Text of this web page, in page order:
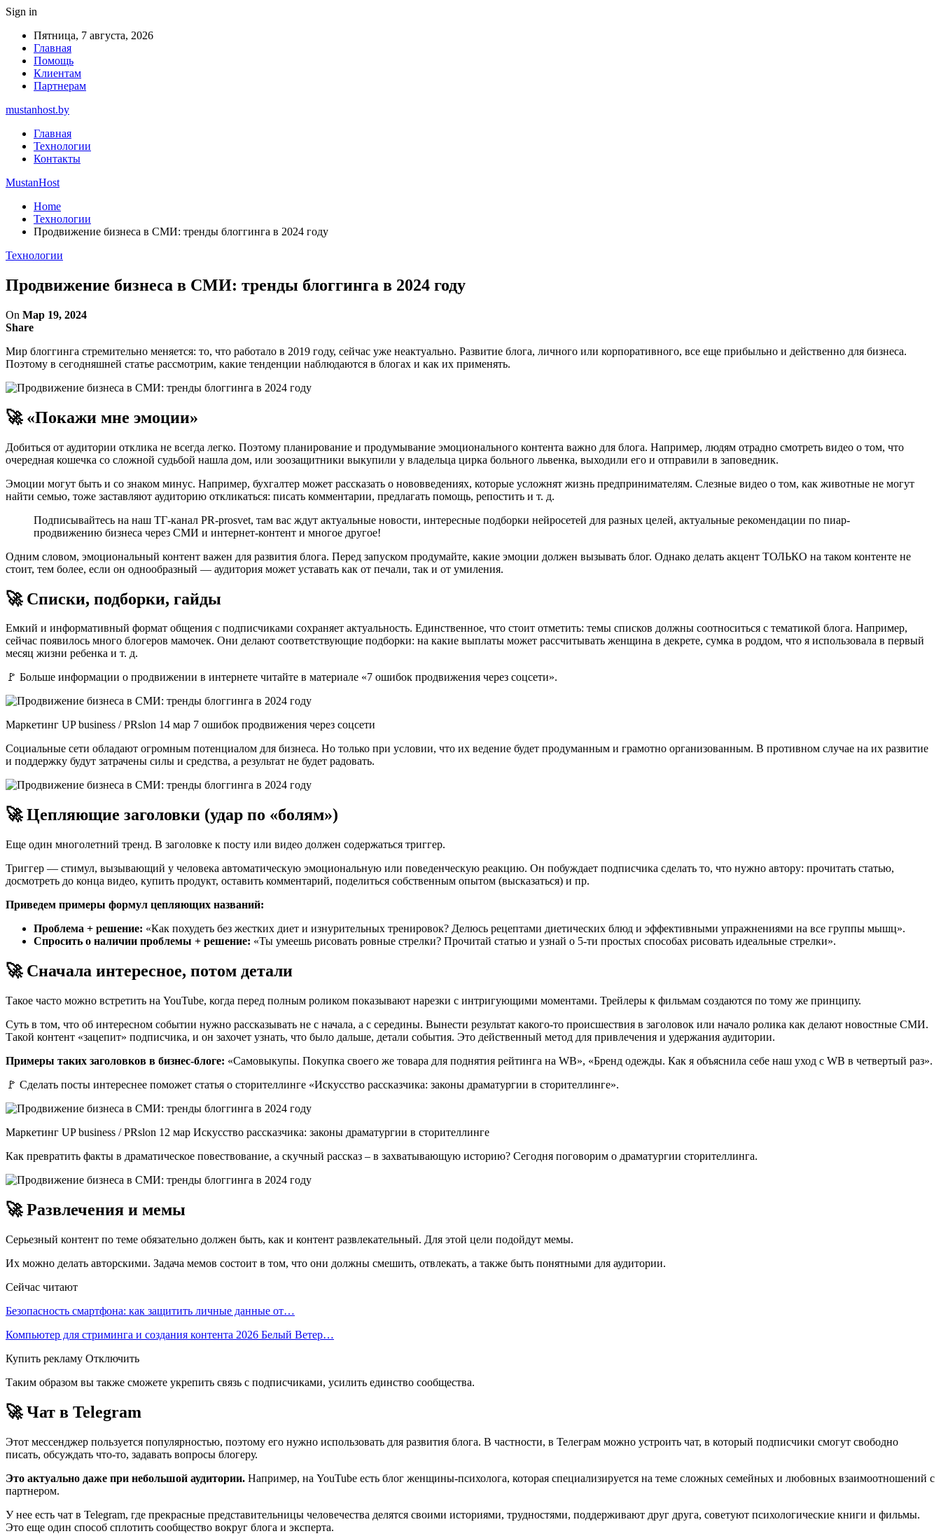
Sign in
Пятница, 7 августа, 2026
Главная
Помощь
Клиентам
Партнерам
mustanhost.by
Главная
Технологии
Контакты
MustanHost
Home
Технологии
Продвижение бизнеса в СМИ: тренды блоггинга в 2024 году
Технологии
Продвижение бизнеса в СМИ: тренды блоггинга в 2024 году
On Мар 19, 2024
Share
Мир блоггинга стремительно меняется: то, что работало в 2019 году, сейчас уже неактуально. Развитие блога, личного или корпоративного, все еще прибыльно и действенно для бизнеса.
Поэтому в сегодняшней статье рассмотрим, какие тенденции наблюдаются в блогах и как их применять.
🚀 «Покажи мне эмоции»
Добиться от аудитории отклика не всегда легко. Поэтому планирование и продумывание эмоционального контента важно для блога. Например, людям отрадно смотреть видео о том, что
очередная кошечка со сложной судьбой нашла дом, или зоозащитники выкупили у владельца цирка больного львенка, выходили его и отправили в заповедник.
Эмоции могут быть и со знаком минус. Например, бухгалтер может рассказать о нововведениях, которые усложнят жизнь предпринимателям. Слезные видео о том, как животные не могут
найти семью, тоже заставляют аудиторию откликаться: писать комментарии, предлагать помощь, репостить и т. д.
Подписывайтесь на наш ТГ-канал PR-prosvet, там вас ждут актуальные новости, интересные подборки нейросетей для разных целей, актуальные рекомендации по пиар-
продвижению бизнеса через СМИ и интернет-контент и многое другое!
Одним словом, эмоциональный контент важен для развития блога. Перед запуском продумайте, какие эмоции должен вызывать блог. Однако делать акцент ТОЛЬКО на таком контенте не
стоит, тем более, если он однообразный — аудитория может уставать как от печали, так и от умиления.
🚀 Списки, подборки, гайды
Емкий и информативный формат общения с подписчиками сохраняет актуальность. Единственное, что стоит отметить: темы списков должны соотноситься с тематикой блога. Например,
сейчас появилось много блогеров мамочек. Они делают соответствующие подборки: на какие выплаты может рассчитывать женщина в декрете, сумка в роддом, что я использовала в первый
месяц жизни ребенка и т. д.
🚩 Больше информации о продвижении в интернете читайте в материале «7 ошибок продвижения через соцсети».
Маркетинг UP business / PRslon 14 мар 7 ошибок продвижения через соцсети
Социальные сети обладают огромным потенциалом для бизнеса. Но только при условии, что их ведение будет продуманным и грамотно организованным. В противном случае на их развитие
и поддержку будут затрачены силы и средства, а результат не будет радовать.
🚀 Цепляющие заголовки (удар по «болям»)
Еще один многолетний тренд. В заголовке к посту или видео должен содержаться триггер.
Триггер — стимул, вызывающий у человека автоматическую эмоциональную или поведенческую реакцию. Он побуждает подписчика сделать то, что нужно автору: прочитать статью,
досмотреть до конца видео, купить продукт, оставить комментарий, поделиться собственным опытом (высказаться) и пр.
Приведем примеры формул цепляющих названий:
Проблема + решение: «Как похудеть без жестких диет и изнурительных тренировок? Делюсь рецептами диетических блюд и эффективными упражнениями на все группы мышц».
Спросить о наличии проблемы + решение: «Ты умеешь рисовать ровные стрелки? Прочитай статью и узнай о 5-ти простых способах рисовать идеальные стрелки».
🚀 Сначала интересное, потом детали
Такое часто можно встретить на YouTube, когда перед полным роликом показывают нарезки с интригующими моментами. Трейлеры к фильмам создаются по тому же принципу.
Суть в том, что об интересном событии нужно рассказывать не с начала, а с середины. Вынести результат какого-то происшествия в заголовок или начало ролика как делают новостные СМИ.
Такой контент «зацепит» подписчика, и он захочет узнать, что было дальше, детали события. Это действенный метод для привлечения и удержания аудитории.
Примеры таких заголовков в бизнес-блоге: «Самовыкупы. Покупка своего же товара для поднятия рейтинга на WB», «Бренд одежды. Как я объяснила себе наш уход с WB в четвертый раз».
🚩 Сделать посты интереснее поможет статья о сторителлинге «Искусство рассказчика: законы драматургии в сторителлинге».
Маркетинг UP business / PRslon 12 мар Искусство рассказчика: законы драматургии в сторителлинге
Как превратить факты в драматическое повествование, а скучный рассказ – в захватывающую историю? Сегодня поговорим о драматургии сторителлинга.
🚀 Развлечения и мемы
Серьезный контент по теме обязательно должен быть, как и контент развлекательный. Для этой цели подойдут мемы.
Их можно делать авторскими. Задача мемов состоит в том, что они должны смешить, отвлекать, а также быть понятными для аудитории.
Сейчас читают
Безопасность смартфона: как защитить личные данные от…
Компьютер для стриминга и создания контента 2026 Белый Ветер…
Купить рекламу Отключить
Таким образом вы также сможете укрепить связь с подписчиками, усилить единство сообщества.
🚀 Чат в Telegram
Этот мессенджер пользуется популярностью, поэтому его нужно использовать для развития блога. В частности, в Телеграм можно устроить чат, в который подписчики смогут свободно
писать, обсуждать что-то, задавать вопросы блогеру.
Это актуально даже при небольшой аудитории. Например, на YouTube есть блог женщины-психолога, которая специализируется на теме сложных семейных и любовных взаимоотношений с
партнером.
У нее есть чат в Telegram, где прекрасные представительницы человечества делятся своими историями, трудностями, поддерживают друг друга, советуют психологические книги и фильмы.
Это еще один способ сплотить сообщество вокруг блога и эксперта.